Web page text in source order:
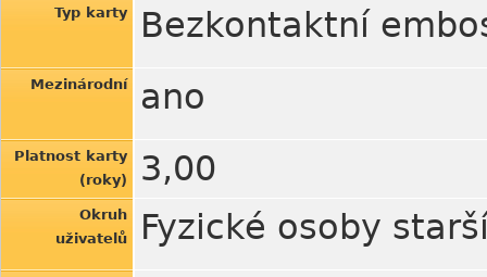
Typ karty Bezkontaktní
Mezinárodní ano
Platnost karty
(roky)
3,00
Okruh
uživatelů
Fyzické osoby